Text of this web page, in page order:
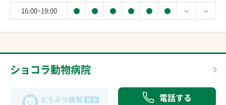
16:00~19:00 － －
ショコラ動物病院
電話する